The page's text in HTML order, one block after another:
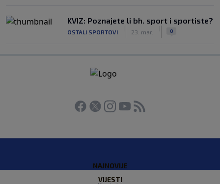
KVIZ: Poznajete li bh. sport i sportiste?
OSTALI SPORTOVI 23. mar. 0
NAJNOVIJE
VIJESTI